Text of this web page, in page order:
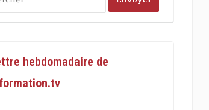
hebdomadaire de